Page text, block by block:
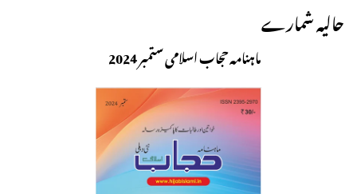
حالیہ شمارے
ماہنامہ حجاب اسلامی ستمبر 2024